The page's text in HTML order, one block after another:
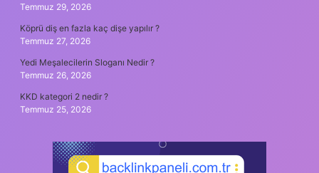
Temmuz 29, 2026
Köprü diş en fazla kaç dişe yapılır ?
Temmuz 27, 2026
Yedi Meşalecilerin Sloganı Nedir ?
Temmuz 26, 2026
KKD kategori 2 nedir ?
Temmuz 25, 2026